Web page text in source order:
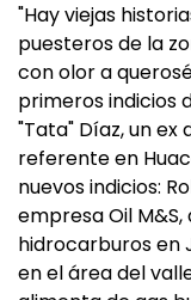
"Hay viejas
puesteros de la
con olor a
primeros indicios
"Tata" Díaz, un
referente en
nuevos indicios:
empresa Oil
hidrocarburos en
en el área del